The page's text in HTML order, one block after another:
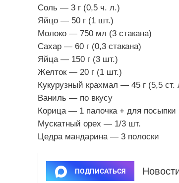
Соль — 3 г (0,5 ч. л.)
Яйцо — 50 г (1 шт.)
Молоко — 750 мл (3 стакана)
Сахар — 60 г (0,3 стакана)
Яйца — 150 г (3 шт.)
Желток — 20 г (1 шт.)
Кукурузный крахмал — 45 г (5,5 ст.
Ваниль — по вкусу
Корица — 1 палочка + для посыпки
Мускатный орех — 1/3 шт.
Цедра мандарина — 3 полоски
ПОДПИСАТЬСЯ